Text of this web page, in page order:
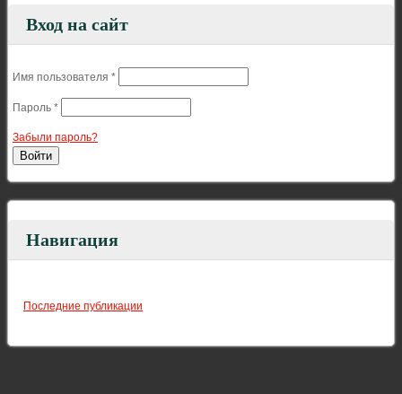
Вход на сайт
Имя пользователя *
Пароль *
Забыли пароль?
Навигация
Последние публикации